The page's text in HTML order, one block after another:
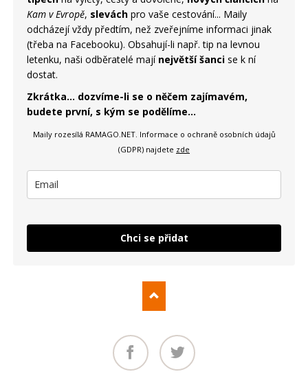
Kam v Evropě, slevách pro vaše cestování... Maily
odcházejí vždy předtím, než zveřejníme informaci jinak
(třeba na Facebooku). Obsahují-li např. tip na levnou
letenku, naši odběratelé mají největší šanci se k ní
dostat.
Zkrátka... dozvíme-li se o něčem zajímavém,
budete první, s kým se podělíme...
Maily rozesílá RAMAGO.NET. Informace o ochraně osobních údajů
(GDPR) najdete zde
Chci se přidat